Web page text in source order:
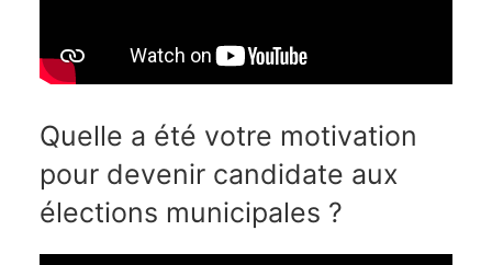
Quelle a été votre motivation
pour devenir candidate aux
élections municipales ?